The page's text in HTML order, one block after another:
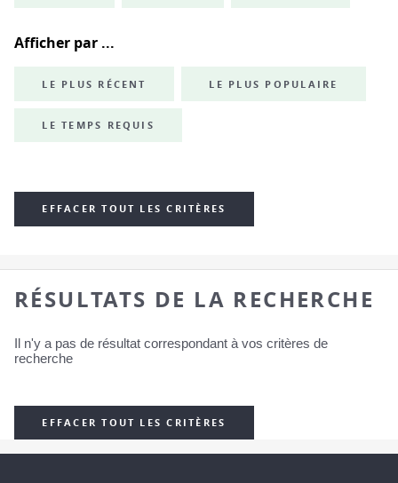
Afficher par ...
LE PLUS RÉCENT LE PLUS POPULAIRE
LE TEMPS REQUIS
EFFACER TOUT LES CRITÈRES
RÉSULTATS DE LA RECHERCHE
Il n'y a pas de résultat correspondant à vos critères de
recherche
EFFACER TOUT LES CRITÈRES